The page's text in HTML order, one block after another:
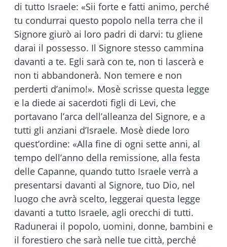
di tutto Israele: «Sii forte e fatti animo, perché
tu condurrai questo popolo nella terra che il
Signore giurò ai loro padri di darvi: tu gliene
darai il possesso. Il Signore stesso cammina
davanti a te. Egli sarà con te, non ti lascerà e
non ti abbandonerà. Non temere e non
perderti d’animo!». Mosè scrisse questa legge
e la diede ai sacerdoti figli di Levi, che
portavano l’arca dell’alleanza del Signore, e a
tutti gli anziani d’Israele. Mosè diede loro
quest’ordine: «Alla fine di ogni sette anni, al
tempo dell’anno della remissione, alla festa
delle Capanne, quando tutto Israele verrà a
presentarsi davanti al Signore, tuo Dio, nel
luogo che avrà scelto, leggerai questa legge
davanti a tutto Israele, agli orecchi di tutti.
Radunerai il popolo, uomini, donne, bambini e
il forestiero che sarà nelle tue città, perché